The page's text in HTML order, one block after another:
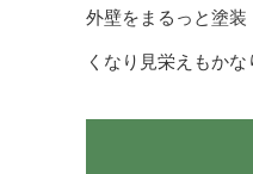
外壁をまるっと塗
くなり見栄えもかな